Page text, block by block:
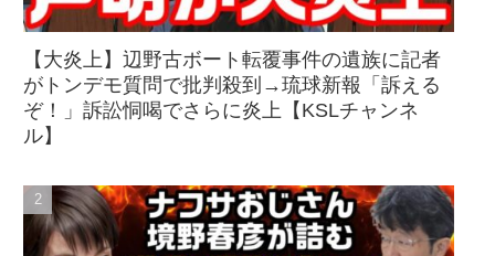
【大炎上】辺野古ボート転覆事件の遺族に記者
がトンデモ質問で批判殺到→琉球新報「訴える
ぞ！」訴訟恫喝でさらに炎上【KSLチャンネ
ル】